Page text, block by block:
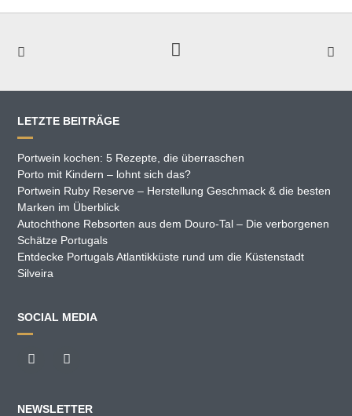
LETZTE BEITRÄGE
Portwein kochen: 5 Rezepte, die überraschen
Porto mit Kindern – lohnt sich das?
Portwein Ruby Reserve – Herstellung Geschmack & die besten
Marken im Überblick
Autochthone Rebsorten aus dem Douro-Tal – Die verborgenen
Schätze Portugals
Entdecke Portugals Atlantikküste rund um die Küstenstadt
Silveira
SOCIAL MEDIA
NEWSLETTER